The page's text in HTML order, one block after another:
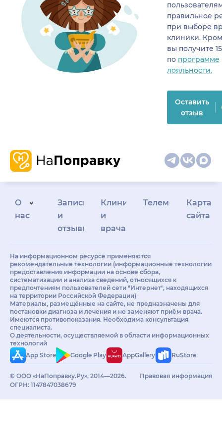
правильное
при выборе
клиники.
вы получите
по программе
лояльности.
Оставить
отзыв
О
нас
Запись
и
отзывы
Клиникам
и
врачам
Телемедицина
Карта
сайта
На информационном ресурсе применяются
рекомендательные технологии (информационные технологии
предоставления информации на основе сбора,
систематизации и анализа сведений, относящихся к
предпочтениям пользователей сети "Интернет", находящихся
на территории Российской Федерации)
Материалы, размещённые на сайте, не предназначены для
постановки диагноза и лечения и не заменяют приём врача.
Имеются противопоказания. Необходима консультация
специалиста.
О деятельности, осуществляемой в области информационных
технологий
App Store
Google Play AppGallery RuStore
© ООО «НаПоправку.Ру», 2014—2026.
ОГРН: 1147847038679
Правовая информация